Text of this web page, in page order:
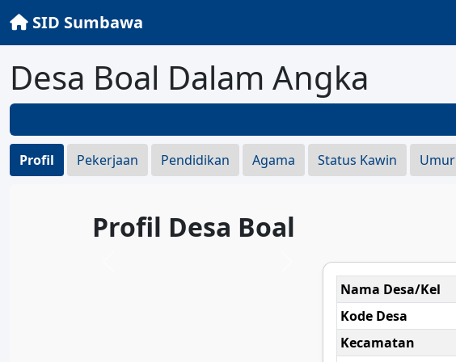
SID Sumbawa
Desa Boal Dalam Angka
Profil Pekerjaan Pendidikan Agama Status Kawin Umur
Profil Desa Boal
Nama Desa/Kel
Kode Desa
Kecamatan